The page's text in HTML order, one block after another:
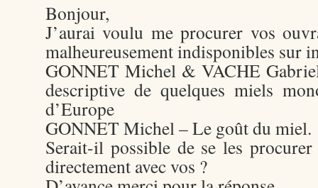
Bonjour,
J’aurai voulu me procurer vos
malheureusement indisponibles sur
GONNET Michel & VACHE
descriptive de quelques miels
d’Europe
GONNET Michel – Le goût du miel.
Serait-il possible de se les procurer
directement avec vos ?